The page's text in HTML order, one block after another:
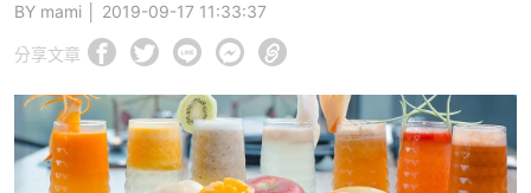
BY mami │ 2019-09-17 11:33:37
分享文章